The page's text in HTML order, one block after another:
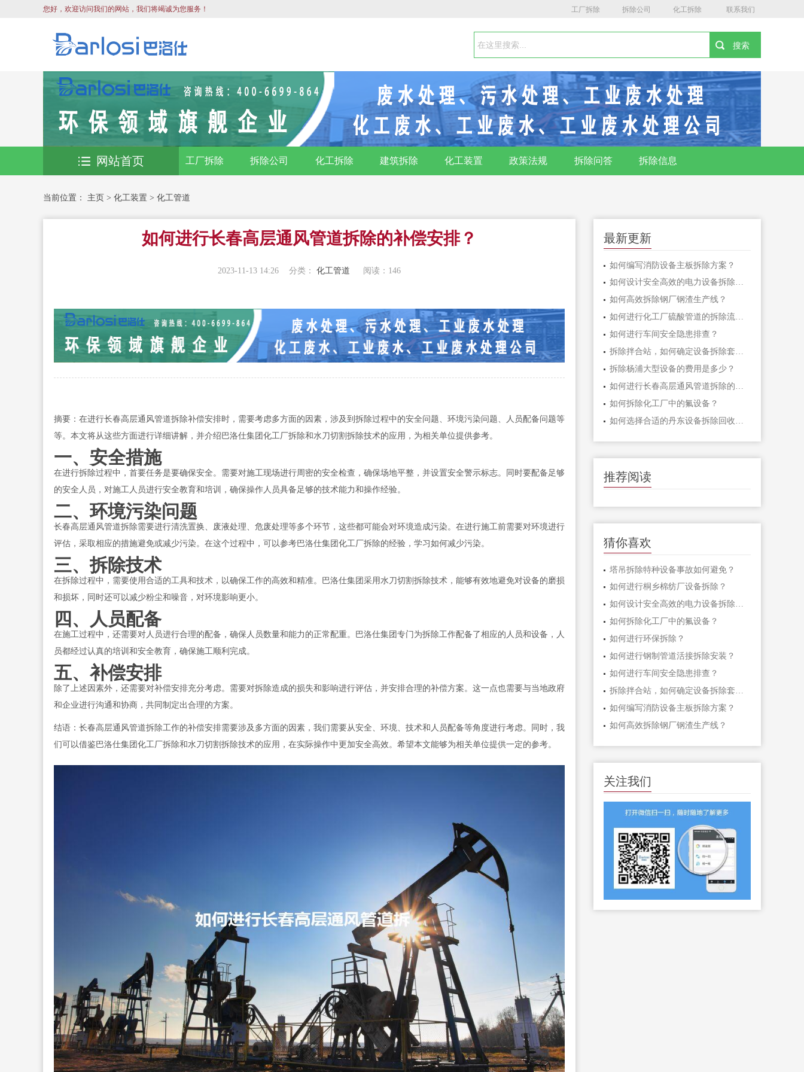
您好，欢迎访问我们的网站，我们将竭诚为您服务！ 工厂拆除 拆除公司 化工拆除 联系我们
工厂拆除 拆除公司 化工拆除 建筑拆除 化工装置 政策法规 拆除问答 拆除信息
网站首页
当前位置： 主页 > 化工装置 > 化工管道
如何进行长春高层通风管道拆除的补偿安排？
2023-11-13 14:26 分类：化工管道 阅读： 146
摘要：在进行长春高层通风管道拆除补偿安排时，需要考虑多方面的因素，涉及到拆除过程中的安全问题、环境污染问题、人员配备问题等
等。本文将从这些方面进行详细讲解，并介绍巴洛仕集团化工厂拆除和水刀切割拆除技术的应用，为相关单位提供参考。
一、安全措施
在进行拆除过程中，首要任务是要确保安全。需要对施工现场进行周密的安全检查，确保场地平整，并设置安全警示标志。同时要配备足够
的安全人员，对施工人员进行安全教育和培训，确保操作人员具备足够的技术能力和操作经验。
二、环境污染问题
长春高层通风管道拆除需要进行清洗置换、废液处理、危废处理等多个环节，这些都可能会对环境造成污染。在进行施工前需要对环境进行
评估，采取相应的措施避免或减少污染。在这个过程中，可以参考巴洛仕集团化工厂拆除的经验，学习如何减少污染。
三、拆除技术
在拆除过程中，需要使用合适的工具和技术，以确保工作的高效和精准。巴洛仕集团采用水刀切割拆除技术，能够有效地避免对设备的磨损
和损坏，同时还可以减少粉尘和噪音，对环境影响更小。
四、人员配备
在施工过程中，还需要对人员进行合理的配备，确保人员数量和能力的正常配重。巴洛仕集团专门为拆除工作配备了相应的人员和设备，人
员都经过认真的培训和安全教育，确保施工顺利完成。
五、补偿安排
除了上述因素外，还需要对补偿安排充分考虑。需要对拆除造成的损失和影响进行评估，并安排合理的补偿方案。这一点也需要与当地政府
和企业进行沟通和协商，共同制定出合理的方案。
结语：长春高层通风管道拆除工作的补偿安排需要涉及多方面的因素，我们需要从安全、环境、技术和人员配备等角度进行考虑。同时，我
们可以借鉴巴洛仕集团化工厂拆除和水刀切割拆除技术的应用，在实际操作中更加安全高效。希望本文能够为相关单位提供一定的参考。
最新更新
如何编写消防设备主板拆除方案？
如何设计安全高效的电力设备拆除施工方案？
如何高效拆除钢厂钢渣生产线？
如何进行化工厂硫酸管道的拆除流程？
如何进行车间安全隐患排查？
拆除拌合站，如何确定设备拆除套件？
拆除杨浦大型设备的费用是多少？
如何进行长春高层通风管道拆除的补偿安排？
如何拆除化工厂中的氟设备？
推荐阅读
猜你喜欢
塔吊拆除特种设备事故如何避免？
如何进行桐乡棉纺厂设备拆除？
如何设计安全高效的电力设备拆除施工方案？
如何拆除化工厂中的氟设备？
如何进行环保拆除？
如何进行钢制管道活接拆除安装？
如何进行车间安全隐患排查？
拆除拌合站，如何确定设备拆除套件？
如何编写消防设备主板拆除方案？
如何高效拆除钢厂钢渣生产线？
关注我们